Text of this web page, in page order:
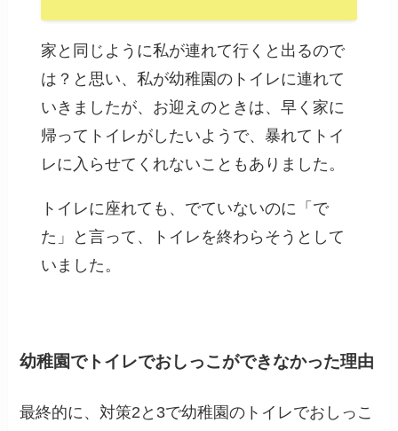
家と同じように私が連れて行くと出るので
は？と思い、私が幼稚園のトイレに連れて
いきましたが、お迎えのときは、早く家に
帰ってトイレがしたいようで、暴れてトイ
レに入らせてくれないこともありました。
トイレに座れても、でていないのに「で
た」と言って、トイレを終わらそうとして
いました。
幼稚園でトイレでおしっこができなかった理由
最終的に、対策2と3で幼稚園のトイレでおしっこ